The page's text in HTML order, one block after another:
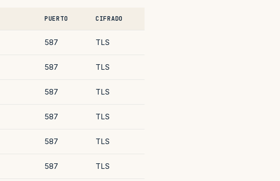
PUERTO CIFRADO
587 TLS
587 TLS
587 TLS
587 TLS
587 TLS
587 TLS